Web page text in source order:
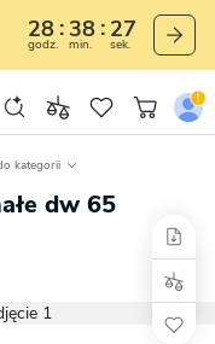
28
godz.
38
min.
26
sek.
kategorii
dw 65